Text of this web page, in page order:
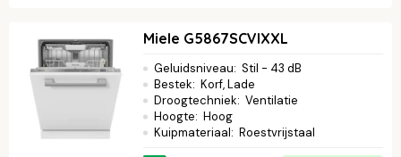
Miele G5867SCVIXXL
Geluidsniveau: Stil - 43 dB
Bestek: Korf, Lade
Droogtechniek: Ventilatie
Hoogte: Hoog
Kuipmateriaal: Roestvrijstaal